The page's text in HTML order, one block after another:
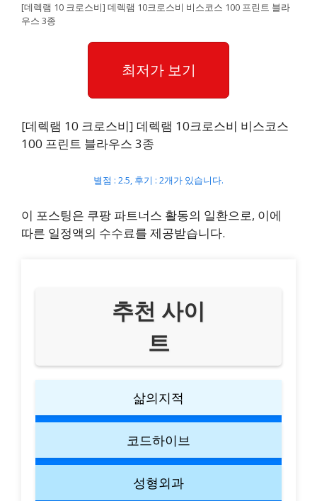
[데렉램 10 크로스비] 데렉램 10크로스비 비스코스 100 프린트 블라
우스 3종
최저가 보기
[데렉램 10 크로스비] 데렉램 10크로스비 비스코스
100 프린트 블라우스 3종
별점 : 2.5, 후기 : 2개가 있습니다.
이 포스팅은 쿠팡 파트너스 활동의 일환으로, 이에
따른 일정액의 수수료를 제공받습니다.
추천 사이
트
삶의지적
코드하이브
성형외과